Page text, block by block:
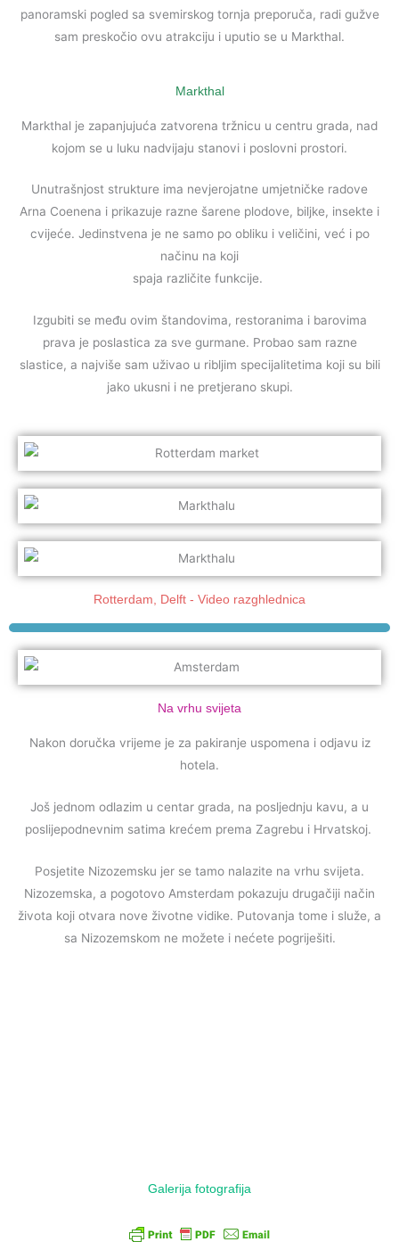
panoramski pogled sa svemirskog tornja preporuča, radi gužve
sam preskočio ovu atrakciju i uputio se u Markthal.
Markthal
Markthal je zapanjujuća zatvorena tržnicu u centru grada, nad
kojom se u luku nadvijaju stanovi i poslovni prostori.
Unutrašnjost strukture ima nevjerojatne umjetničke radove
Arna Coenena i prikazuje razne šarene plodove, biljke, insekte i
cvijeće. Jedinstvena je ne samo po obliku i veličini, već i po
načinu na koji
spaja različite funkcije.
Izgubiti se među ovim štandovima, restoranima i barovima
prava je poslastica za sve gurmane. Probao sam razne
slastice, a najviše sam uživao u ribljim specijalitetima koji su bili
jako ukusni i ne pretjerano skupi.
Rotterdam, Delft - Video razghlednica
Na vrhu svijeta
Nakon doručka vrijeme je za pakiranje uspomena i odjavu iz
hotela.
Još jednom odlazim u centar grada, na posljednju kavu, a u
poslijepodnevnim satima krećem prema Zagrebu i Hrvatskoj.
Posjetite Nizozemsku jer se tamo nalazite na vrhu svijeta.
Nizozemska, a pogotovo Amsterdam pokazuju drugačiji način
života koji otvara nove životne vidike. Putovanja tome i služe, a
sa Nizozemskom ne možete i nećete pogriješiti.
Galerija fotografija